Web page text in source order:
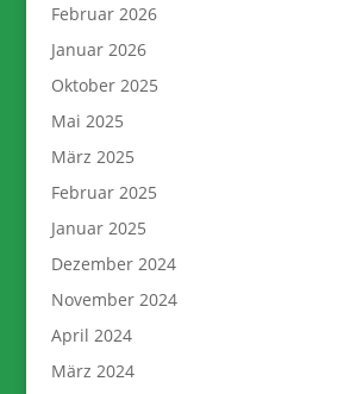
Februar 2026
Januar 2026
Oktober 2025
Mai 2025
März 2025
Februar 2025
Januar 2025
Dezember 2024
November 2024
April 2024
März 2024